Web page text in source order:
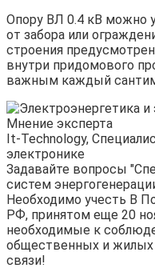
Опору ВЛ 0.4 кВ можно
от забора или
строения
внутри придомового
важным каждый
Мнение эксперта
It-Technology,
электронике
Задавайте вопросы
систем
Необходимо учесть В
РФ, принятом еще 20
необходимые к
общественных и жилых
связи!